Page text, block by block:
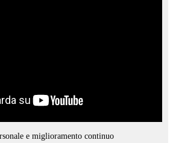
e miglioramento continuo